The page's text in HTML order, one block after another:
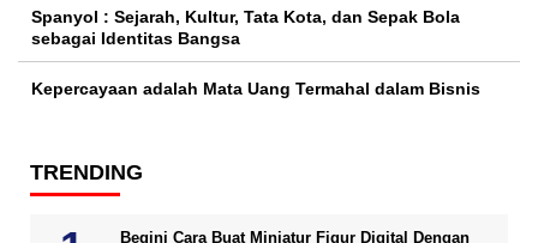
Spanyol : Sejarah, Kultur, Tata Kota, dan Sepak Bola
sebagai Identitas Bangsa
Kepercayaan adalah Mata Uang Termahal dalam Bisnis
TRENDING
Begini Cara Buat Miniatur Figur Digital Dengan